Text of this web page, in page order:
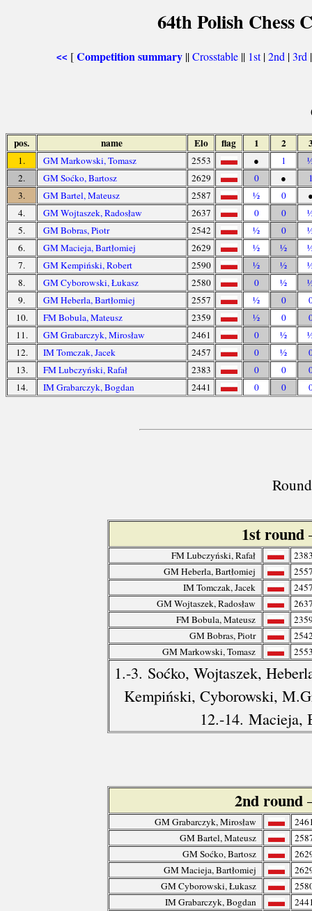
64th Polish Chess
<< [Competition summary ||Crosstable || 1st|2nd |3rd
pos. name Elo flag 1 2
1. GM Markowski, Tomasz 2553 ● 1
2.
GM Soćko, Bartosz 2629 0 ●
3.
GM Bartel, Mateusz 2587 ½ 0
4.
GM Wojtaszek, Radosław 2637 0 0
5.
GM Bobras, Piotr 2542 ½ 0
6.
GM Macieja, Bartłomiej 2629 ½ ½
7.
GM Kempiński, Robert 2590 ½ ½
8.
GM Cyborowski, Łukasz 2580 0 ½
9.
GM Heberla, Bartłomiej 2557 ½ 0
10.
FM Bobula, Mateusz 2359 ½ 0
11.
GM Grabarczyk, Mirosław 2461 0 ½
12.
IM Tomczak, Jacek 2457 0 ½
13.
FM Lubczyński, Rafał 2383 0 0
14.
IM Grabarczyk, Bogdan 2441 0 0
1st round
FM Lubczyński, Rafał
GM Heberla, Bartłomiej
IM Tomczak, Jacek
GM Wojtaszek, Radosław
FM Bobula, Mateusz
GM Bobras, Piotr
GM Markowski, Tomasz
1.-3. Soćko, Wojtaszek,
Kempiński, Cyborowski,
12.-14. Macieja,
2nd round
GM Grabarczyk, Mirosław
GM Bartel, Mateusz
GM Soćko, Bartosz
GM Macieja, Bartłomiej
GM Cyborowski, Łukasz
IM Grabarczyk, Bogdan